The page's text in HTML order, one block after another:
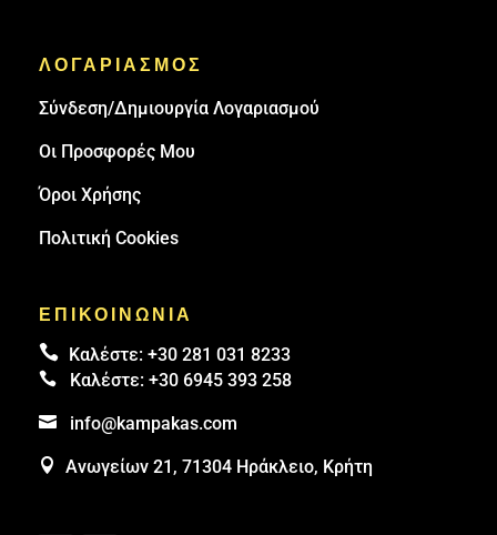
ΛΟΓΑΡΙΑΣΜΟΣ
Σύνδεση/Δημιουργία Λογαριασμού
Οι Προσφορές Μου
Όροι Χρήσης
Πολιτική Cookies
ΕΠΙΚΟΙΝΩΝΙΑ
 Καλέστε: +30 281 031 8233
 Καλέστε: +30 6945 393 258
 info@kampakas.com
 Ανωγείων 21, 71304 Ηράκλειο, Κρήτη